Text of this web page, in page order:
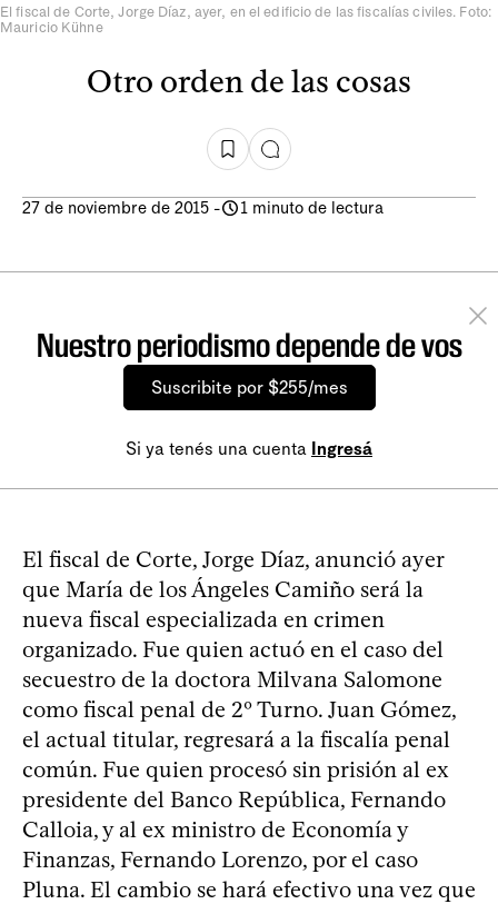
El fiscal de Corte, Jorge Díaz, ayer, en el edificio de las fiscalías civiles. Foto:
Mauricio Kühne
Otro orden de las cosas
27 de noviembre de 2015 - 1 minuto de lectura
Nuestro periodismo depende de vos
Suscribite por $255/mes
Si ya tenés una cuenta Ingresá
El fiscal de Corte, Jorge Díaz, anunció ayer
que María de los Ángeles Camiño será la
nueva fiscal especializada en crimen
organizado. Fue quien actuó en el caso del
secuestro de la doctora Milvana Salomone
como fiscal penal de 2º Turno. Juan Gómez,
el actual titular, regresará a la fiscalía penal
común. Fue quien procesó sin prisión al ex
presidente del Banco República, Fernando
Calloia, y al ex ministro de Economía y
Finanzas, Fernando Lorenzo, por el caso
Pluna. El cambio se hará efectivo una vez que